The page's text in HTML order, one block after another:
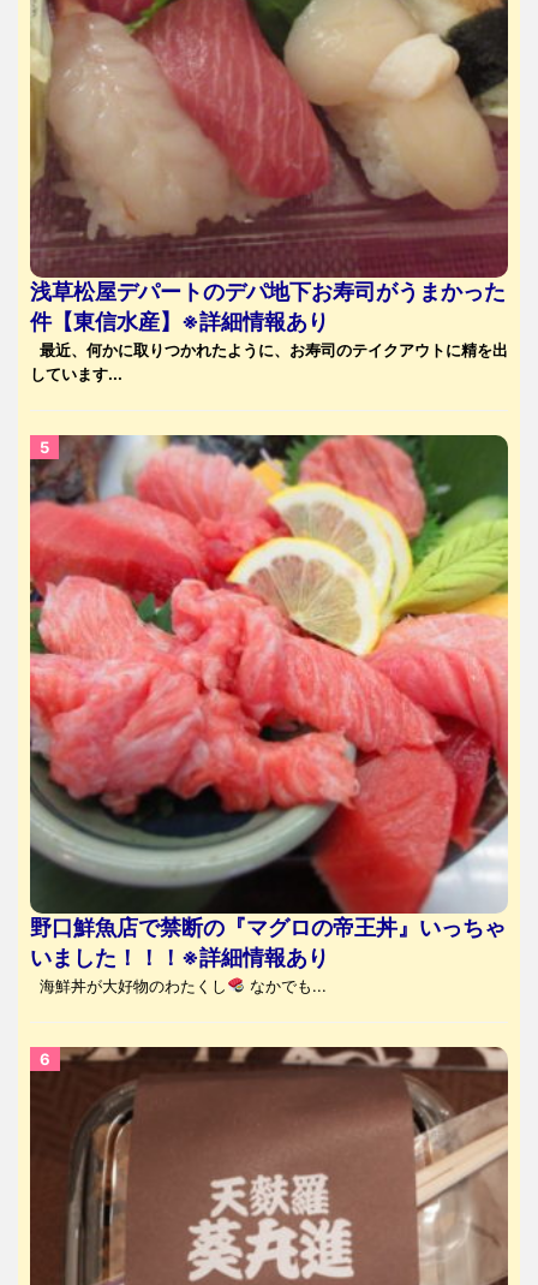
浅草松屋デパートのデパ地下お寿司がうまかった
件【東信水産】※詳細情報あり
最近、何かに取りつかれたように、お寿司のテイクアウトに精を出
しています...
野口鮮魚店で禁断の『マグロの帝王丼』いっちゃ
いました！！！※詳細情報あり
海鮮丼が大好物のわたくし なかでも...